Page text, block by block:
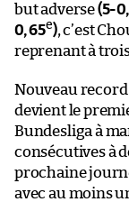
but adverse(5-
0, 65e), c’est
reprenant à
Nouveau record
devient le
Bundesliga à
consécutives à
prochaine
avec au moins